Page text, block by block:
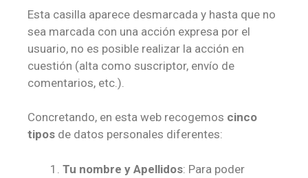
Esta casilla aparece desmarcada y hasta que no
sea marcada con una acción expresa por el
usuario, no es posible realizar la acción en
cuestión (alta como suscriptor, envío de
comentarios, etc.).
Concretando, en esta web recogemos cinco
tipos de datos personales diferentes:
Tu nombre y Apellidos: Para poder